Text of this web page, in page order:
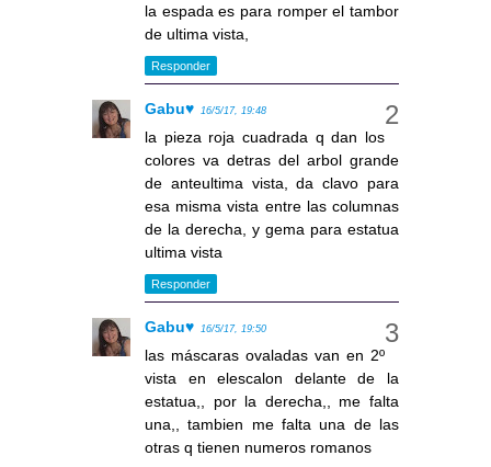
la espada es para romper el tambor
de ultima vista,
Responder
Gabu♥ 16/5/17, 19:48
la pieza roja cuadrada q dan los
colores va detras del arbol grande
de anteultima vista, da clavo para
esa misma vista entre las columnas
de la derecha, y gema para estatua
ultima vista
Responder
Gabu♥ 16/5/17, 19:50
las máscaras ovaladas van en 2º
vista en elescalon delante de la
estatua,, por la derecha,, me falta
una,, tambien me falta una de las
otras q tienen numeros romanos